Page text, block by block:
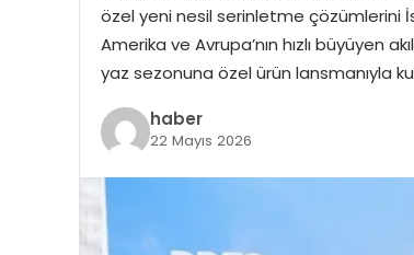
özel yeni nesil serinletme çözümlerini
Amerika ve Avrupa’nın hızlı büyüyen
yaz sezonuna özel ürün lansmanıyla
haber
22 Mayıs 2026